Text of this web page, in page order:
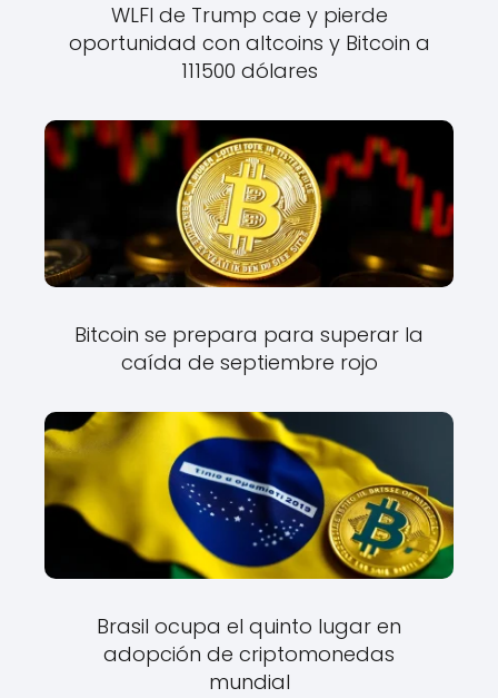
WLFI de Trump cae y pierde
oportunidad con altcoins y Bitcoin a
111500 dólares
Bitcoin se prepara para superar la
caída de septiembre rojo
Brasil ocupa el quinto lugar en
adopción de criptomonedas
mundial